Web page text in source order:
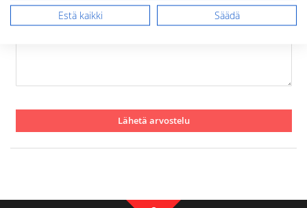
Arvostelu
Lähetä arvostelu
Estä kaikki Säädä